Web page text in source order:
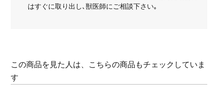
はすぐに取り出し､獣医師にご相談下さい｡
この商品を見た人は、こちらの商品もチェックしていま
す